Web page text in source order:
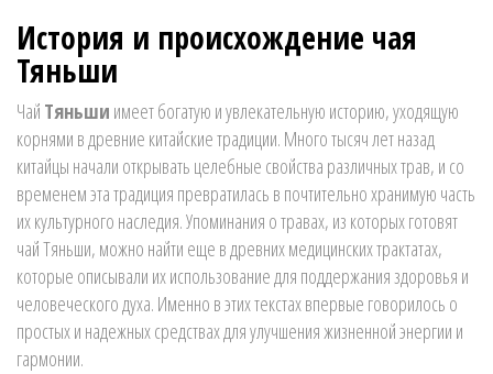
История и происхождение чая
Тяньши
Чай Тяньши имеет богатую и увлекательную историю, уходящую
корнями в древние китайские традиции. Много тысяч лет назад
китайцы начали открывать целебные свойства различных трав, и со
временем эта традиция превратилась в почтительно хранимую часть
их культурного наследия. Упоминания о травах, из которых готовят
чай Тяньши, можно найти еще в древних медицинских трактатах,
которые описывали их использование для поддержания здоровья и
человеческого духа. Именно в этих текстах впервые говорилось о
простых и надежных средствах для улучшения жизненной энергии и
гармонии.